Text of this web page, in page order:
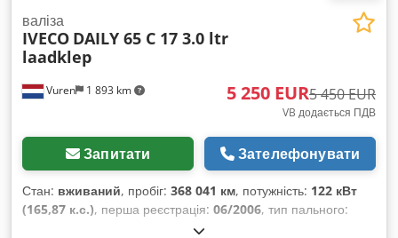
стандартний ковш об’
Vuren 1 893 km
валіза
IVECO DAILY 65 C 17 3.0 ltr
laadklep
5 250 EUR5 450 EUR
VB додається ПДВ
Запитати Зателефонувати
Стан: вживаний, пробіг: 368 041 км, потужність: 122 кВт
(165,87 к.с.), перша реєстрація: 06/2006, тип пального:
225/75R16